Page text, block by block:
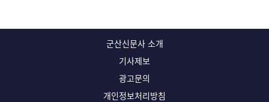
군산신문사 소개
기사제보
광고문의
개인정보처리방침